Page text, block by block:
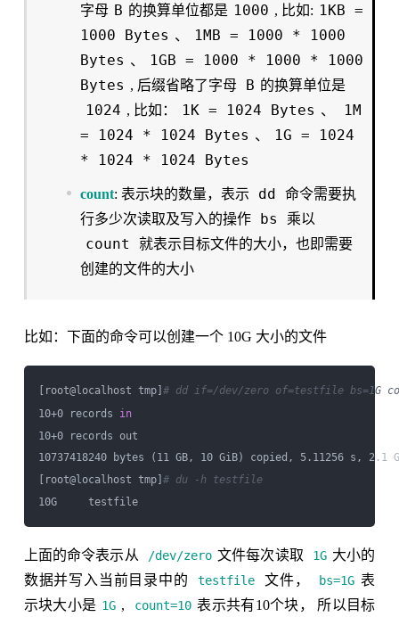
字母 B 的换算单位都是 1000 , 比如: 1KB =
1000 Bytes 、
1MB = 1000 * 1000
Bytes 、
1GB = 1000 * 1000 * 1000
Bytes , 后缀省略了字母 B 的换算单位是
1024 , 比如： 1K = 1024 Bytes 、
1M
= 1024 * 1024 Bytes 、
1G = 1024
* 1024 * 1024 Bytes
count: 表示块的数量，表示 dd
命令需要执
行多少次读取及写入的操作
bs 乘以
count
就表示目标文件的大小，也即需要
创建的文件的大小
比如：下面的命令可以创建一个 10G 大小的文件
[root@localhost tmp] # dd if=/dev/zero of=testfile bs=1G
10+0 records in
10+0 records out
10737418240 bytes (11 GB, 10 GiB) copied, 5.11256 s, 2.1
[root@localhost tmp] # du -h testfile
10G     testfile
上面的命令表示从 /dev/zero 文件每次读取 1G 大小的
数据并写入当前目录中的
testfile 文件， bs=1G 表
示块大小是 1G , count=10 表示共有10个块， 所以目标